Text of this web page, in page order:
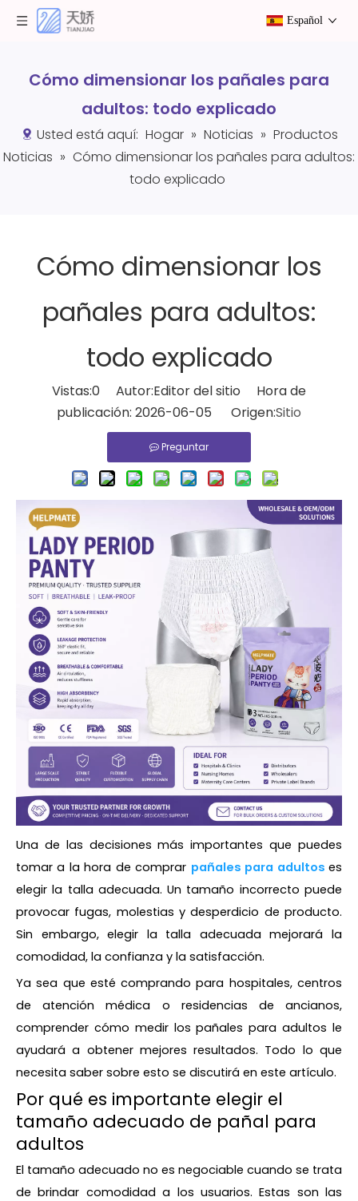
Español
Cómo dimensionar los pañales para
adultos: todo explicado
Usted está aquí: Hogar » Noticias » Productos
Noticias » Cómo dimensionar los pañales para adultos:
todo explicado
Cómo dimensionar los
pañales para adultos:
todo explicado
Vistas:0 Autor:Editor del sitio Hora de
publicación: 2026-06-05 Origen:Sitio
Preguntar
Una de las decisiones más importantes que puedes
tomar a la hora de comprar pañales para adultoses
elegir la talla adecuada. Un tamaño incorrecto puede
provocar fugas, molestias y desperdicio de producto.
Sin embargo, elegir la talla adecuada mejorará la
comodidad, la confianza y la satisfacción.
Ya sea que esté comprando para hospitales, centros
de atención médica o residencias de ancianos,
comprender cómo medir los pañales para adultos le
ayudará a obtener mejores resultados. Todo lo que
necesita saber sobre esto se discutirá en este artículo.
Por qué es importante elegir el
tamaño adecuado de pañal para
adultos
El tamaño adecuado no es negociable cuando se trata
de brindar comodidad a los usuarios. Estas son las